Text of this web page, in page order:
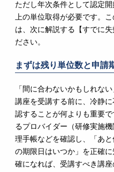
ただし年次条件として認定
上の単位取得が必要です。
は、次に解説する【すでに
ださい。
まずは残り単位数と申請
「間に合わないかもしれな
講座を受講する前に、冷静
認することが何よりも重要
るプロバイダー（研修実施
理手帳などを確認し、「あ
の期限日はいつか」を正確
確になれば、受講すべき講